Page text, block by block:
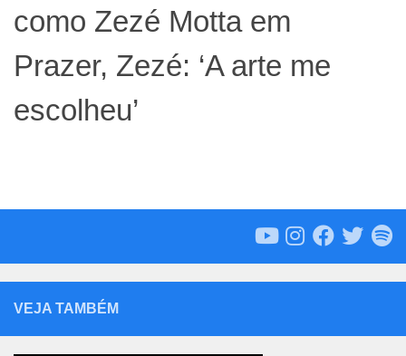
como Zezé Motta em
Prazer, Zezé: ‘A arte me
escolheu’
VEJA TAMBÉM